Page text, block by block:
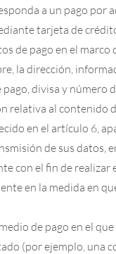
a un pago por
tarjeta de
de pago en el marco
la dirección,
divisa y número
relativa al contenido
en el artículo 6,
de sus datos,
con el fin de realizar
en la medida en
de pago en el
(por ejemplo, una